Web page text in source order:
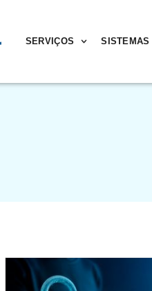
SERVIÇOS SISTEMAS